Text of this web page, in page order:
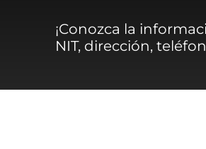
¡Conozca la
NIT, dirección,